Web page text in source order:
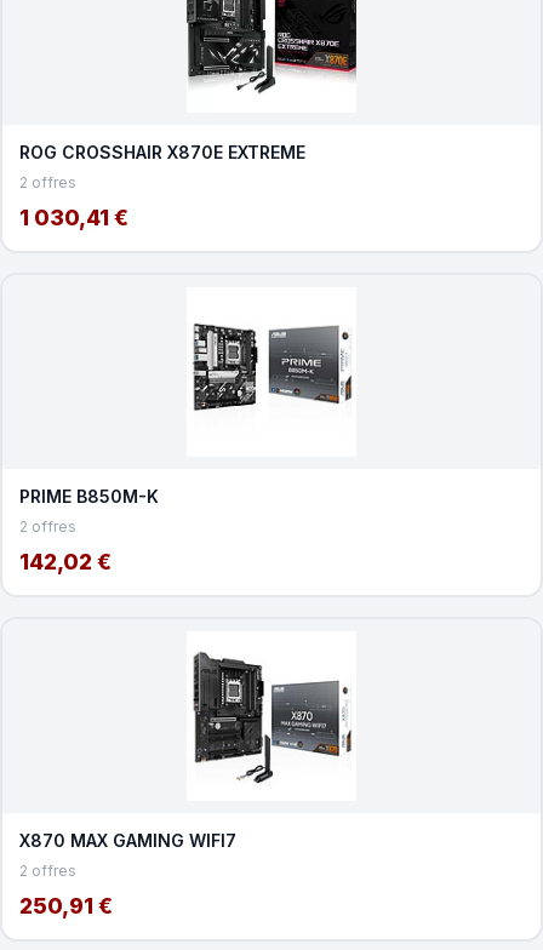
ROG CROSSHAIR X870E EXTREME
2 offres
1 030,41 €
PRIME B850M-K
2 offres
142,02 €
X870 MAX GAMING WIFI7
2 offres
250,91 €